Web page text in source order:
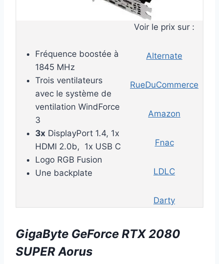
Fréquence boostée à
1845 MHz
Trois ventilateurs
avec le système de
ventilation WindForce
3
3x DisplayPort 1.4, 1x
HDMI 2.0b, 1x USB C
Logo RGB Fusion
Une backplate
Voir le prix sur :
Alternate
RueDuCommerce
Amazon
Fnac
LDLC
Darty
GigaByte GeForce RTX 2080
SUPER Aorus